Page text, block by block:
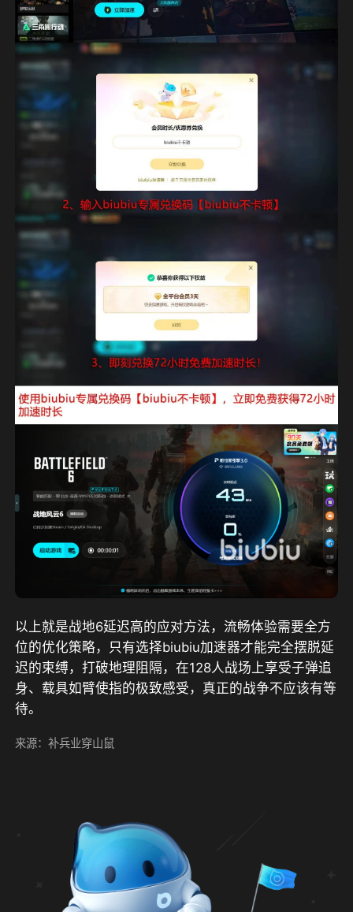
以上就是战地6延迟高的应对方法，流畅体验需要全方
位的优化策略，只有选择biubiu加速器才能完全摆脱延
迟的束缚，打破地理阻隔，在128人战场上享受子弹追
身、载具如臂使指的极致感受，真正的战争不应该有等
待。
来源：补兵业穿山鼠